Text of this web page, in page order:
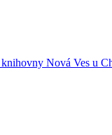
Nová Ves u